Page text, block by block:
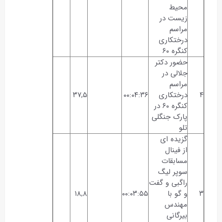
محیط
زیست در
مراسم
درختکاری
کنگره ۶۰
۴
حضور دکتر
جلالی در
مراسم
درختکاری
کنگره ۶۰ در
پارک جنگلی
تلو
۰۰:۰۴:۳۶ ۳۷,۵
۳
گزیده ای
از فینال
مسابقات
سوپر لیگ
راگبی و گفت
و گو با
مهندس
بیرگانی
۰۰:۰۳:۵۵ ۱۸,۸